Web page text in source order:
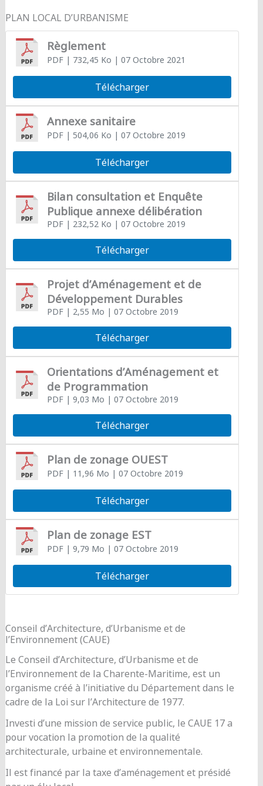
PLAN LOCAL D’URBANISME
Règlement
PDF| 732,45 Ko | 07 Octobre 2021
Télécharger
Annexe sanitaire
PDF| 504,06 Ko | 07 Octobre 2019
Télécharger
Bilan consultation et Enquête
Publique annexe délibération
PDF| 232,52 Ko | 07 Octobre 2019
Télécharger
Projet d’Aménagement et de
Développement Durables
PDF| 2,55 Mo | 07 Octobre 2019
Télécharger
Orientations d’Aménagement et
de Programmation
PDF| 9,03 Mo | 07 Octobre 2019
Télécharger
Plan de zonage OUEST
PDF| 11,96 Mo | 07 Octobre 2019
Télécharger
Plan de zonage EST
PDF| 9,79 Mo | 07 Octobre 2019
Télécharger
Conseil d’Architecture, d’Urbanisme et de
l’Environnement (CAUE)
Le Conseil d’Architecture, d’Urbanisme et de
l’Environnement de la Charente-Maritime, est un
organisme créé à l’initiative du Département dans le
cadre de la Loi sur l’Architecture de 1977.
Investi d’une mission de service public, le CAUE 17 a
pour vocation la promotion de la qualité
architecturale, urbaine et environnementale.
Il est financé par la taxe d’aménagement et présidé